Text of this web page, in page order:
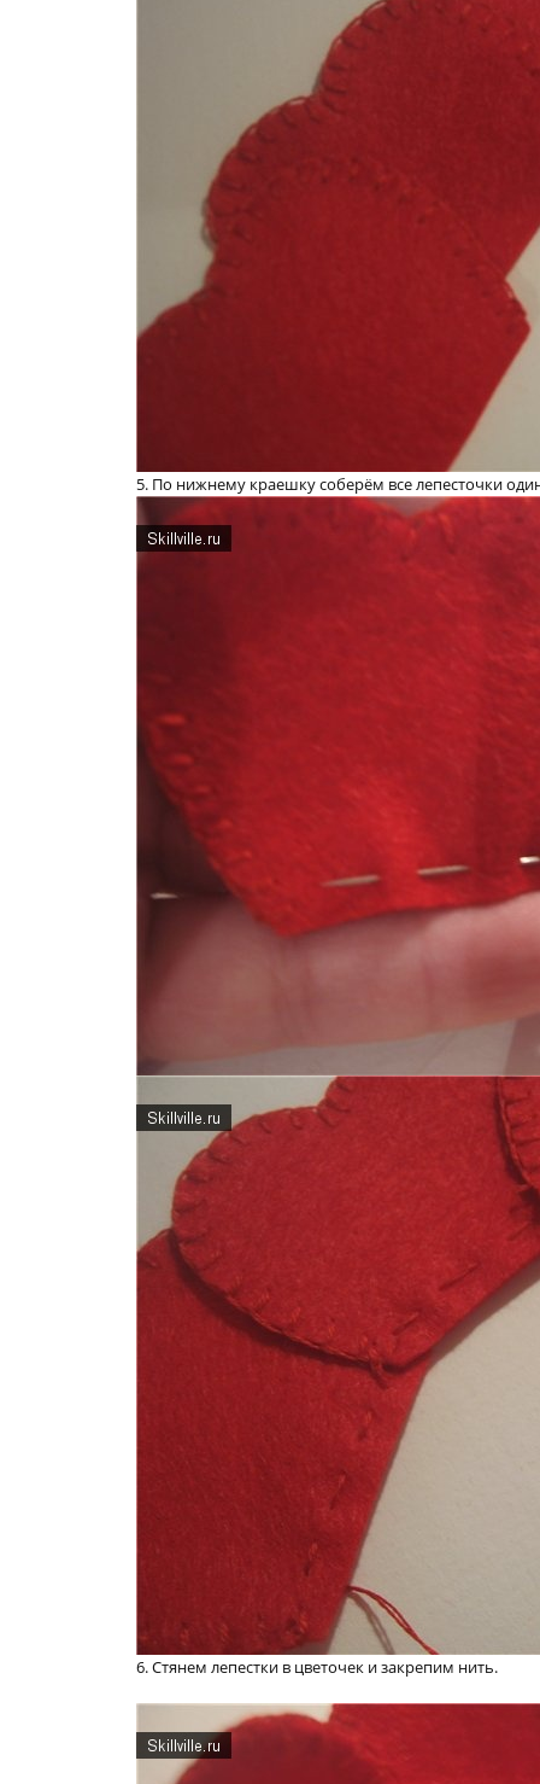
5. По нижнему краешку соберём все лепесточки
6. Стянем лепестки в цветочек и закрепим нить.